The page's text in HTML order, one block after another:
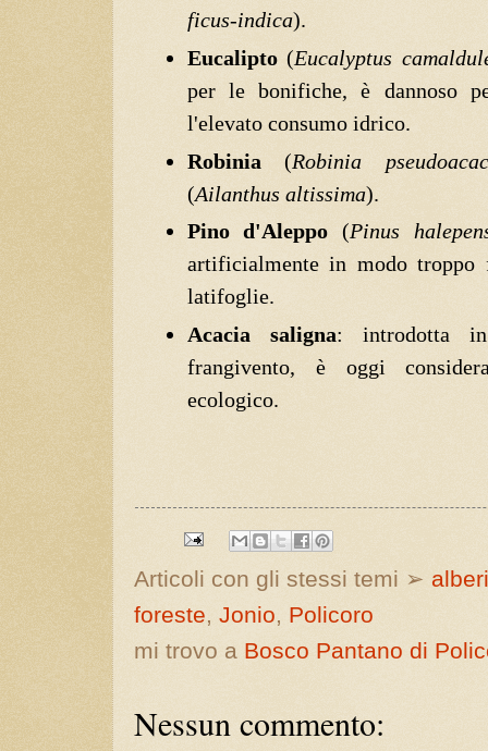
ficus-indica).
Eucalipto(Eucalyptus
per le bonifiche, è dannoso
l'elevato consumo idrico.
Robinia (Robinia
(Ailanthus altissima).
Pino d'Aleppo (Pinus
artificialmente in modo troppo
latifoglie.
Acacia saligna: introdotta in
frangivento, è oggi
ecologico.
Articoli con gli stessi temi ➢
foreste,Jonio, Policoro
mi trovo a Bosco Pantano di
Nessun commento: